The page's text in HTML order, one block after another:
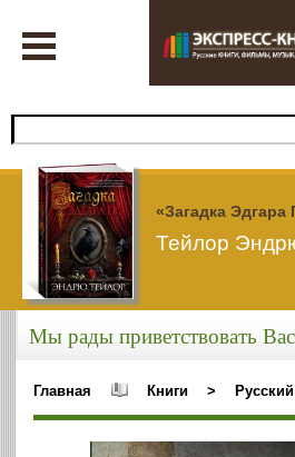
«Загадка Эдгара
Тейлор
Мы рады приветствовать
Главная Книги >